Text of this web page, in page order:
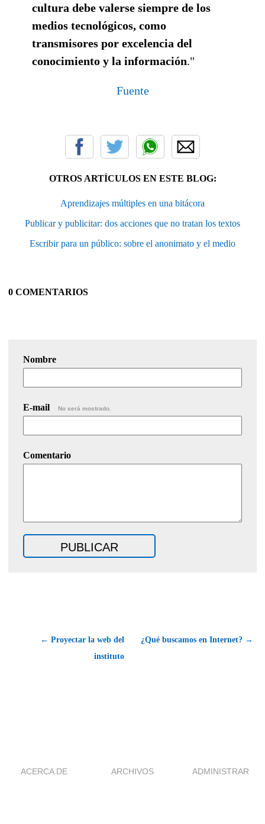
cultura debe valerse siempre de los
medios tecnológicos, como
transmisores por excelencia del
conocimiento y la información."
Fuente
OTROS ARTÍCULOS EN ESTE BLOG:
Aprendizajes múltiples en una bitácora
Publicar y publicitar: dos acciones que no tratan los textos
Escribir para un público: sobre el anonimato y el medio
0 COMENTARIOS
Nombre
E-mail No será mostrado.
Comentario
← Proyectar la web del
instituto
¿Qué buscamos en Internet? →
ACERCA DE ARCHIVOS ADMINISTRAR